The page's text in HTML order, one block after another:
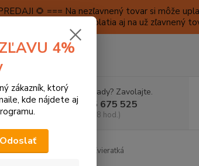
🌻 === Na nezľavnený tovar si môže
výšky 1️⃣5️⃣% , ktoré platia aj na už zľavnený
KONTAKTY
Neviete si rady? Zavolajte.
+421 905 675 525
(Po-Pia, 9-18 hod.)
kocka Busy Cube Zvieratká
4%
zákazník, ktorý
kde nájdete aj
Odoslať